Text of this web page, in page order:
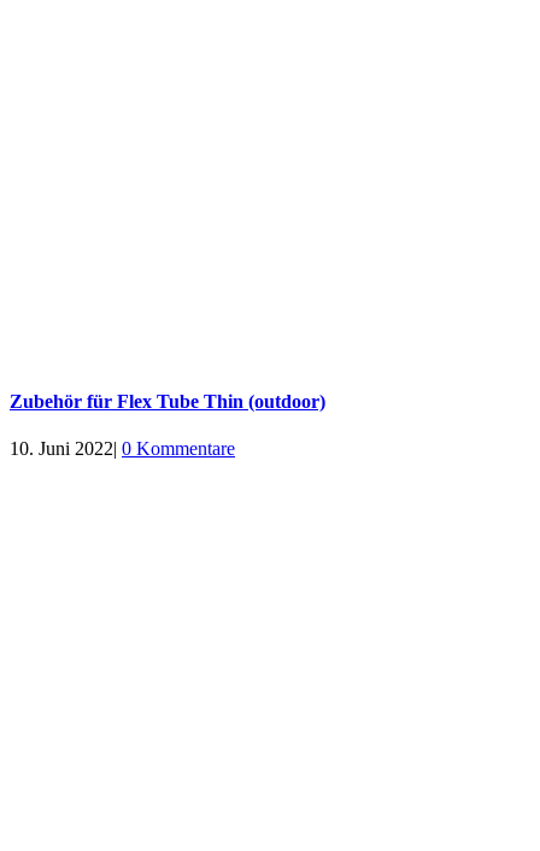
Zubehör für Flex Tube Thin (outdoor)
10. Juni 2022| 0 Kommentare